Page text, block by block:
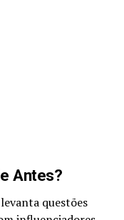
Antes?
questões